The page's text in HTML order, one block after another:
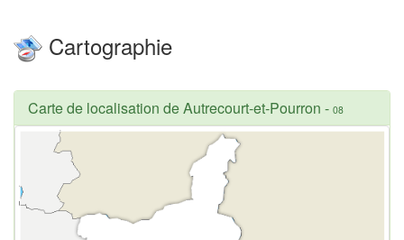
Cartographie
Carte de localisation de Autrecourt-et-Pourron - 08